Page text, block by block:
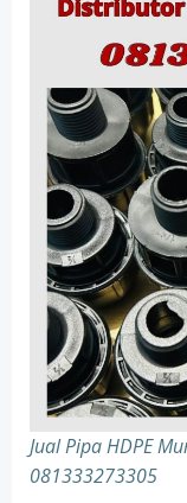
Jual Pipa HDPE
081333273305